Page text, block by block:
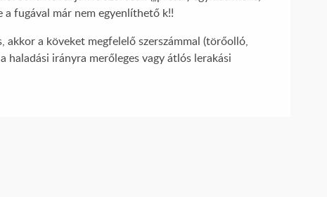
fugával már nem egyenlíthető k!!
akkor a köveket megfelelő szerszámmal (törőolló,
irányra merőleges vagy átlós lerakási